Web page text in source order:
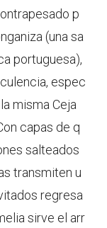
p
(una sa
portuguesa),
espec
misma Ceja
capas de q
salteados
transmiten u
regresa
sirve el arr